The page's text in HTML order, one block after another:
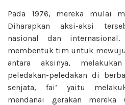
Pada 1976, mereka mulai
Diharapkan aksi-aksi
nasional dan
membentuk tim untuk
antara aksinya,
peledakan-peledakan di
senjata, fai’ yaitu
mendanai gerakan